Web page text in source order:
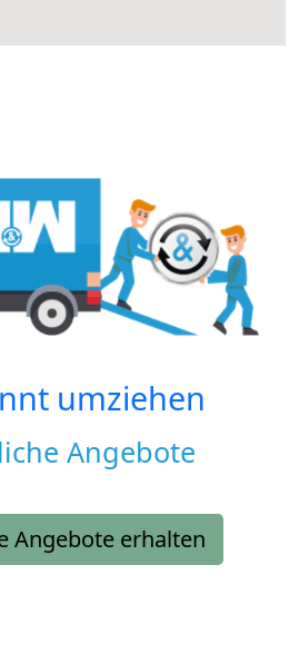
umziehen
Angebote
Angebote erhalten